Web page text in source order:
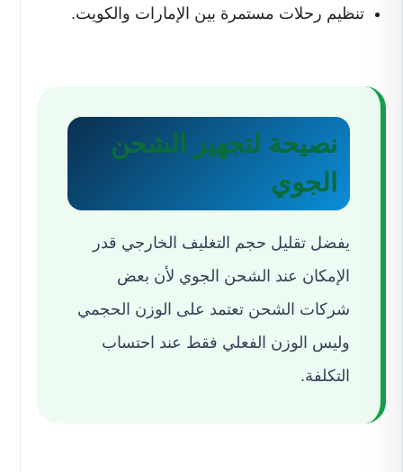
تنظيم رحلات مستمرة بين الإمارات والكويت.
نصيحة لتجهيز الشحن
الجوي
يفضل تقليل حجم التغليف الخارجي قدر
الإمكان عند الشحن الجوي لأن بعض
شركات الشحن تعتمد على الوزن الحجمي
وليس الوزن الفعلي فقط عند احتساب
التكلفة.